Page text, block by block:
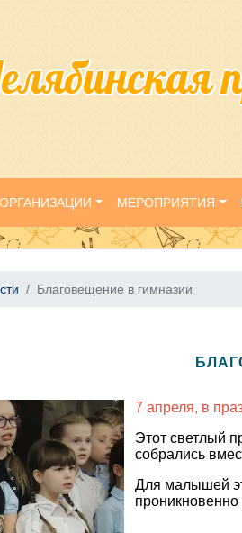
МЕРОПРИЯТИЯ
Благовещение в гимназии
7 апреля, в
Этот светлый
собрались
Для малышей
проникновенно